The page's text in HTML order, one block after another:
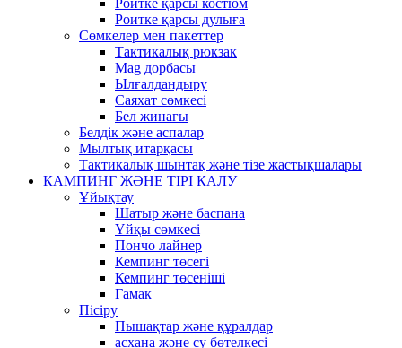
Роитке қарсы костюм
Роитке қарсы дулыға
Сөмкелер мен пакеттер
Тактикалық рюкзак
Mag дорбасы
Ылғалдандыру
Саяхат сөмкесі
Бел жинағы
Белдік және аспалар
Мылтық итарқасы
Тактикалық шынтақ және тізе жастықшалары
КАМПИНГ ЖӘНЕ ТІРІ КАЛУ
Ұйықтау
Шатыр және баспана
Ұйқы сөмкесі
Пончо лайнер
Кемпинг төсегі
Кемпинг төсеніші
Гамак
Пісіру
Пышақтар және құралдар
асхана және су бөтелкесі